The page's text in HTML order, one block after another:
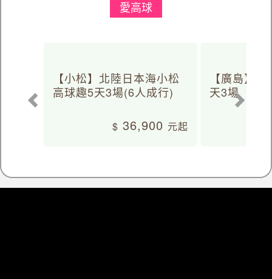
愛高球
【小松】北陸日本海小松
高球趣5天3場(6人成行)
36,900
【廣島】
天3場